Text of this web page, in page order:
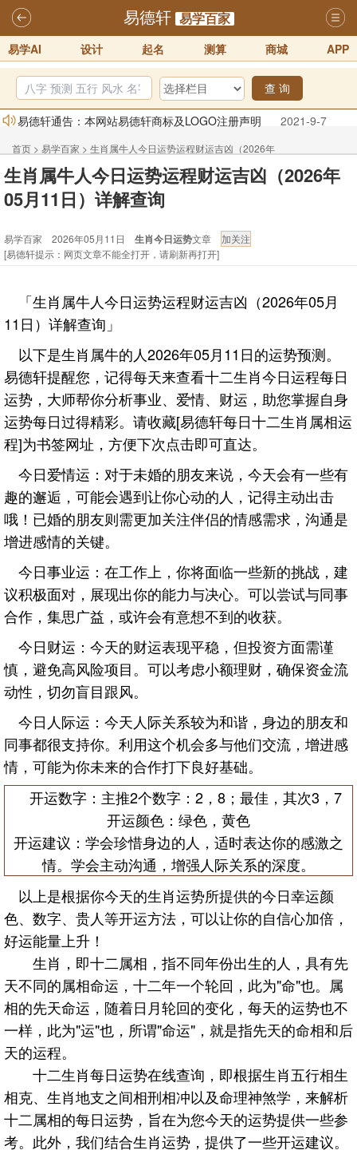
易德轩 易学百家
易学AI 设计 起名 测算 商城 APP
查 询
易德轩通告：本网站易德轩商标及LOGO注册声明
2021-9-7
体验！！
2025-07-01
易德轩网重构及升能完成，欢迎大家来体验新程序及感觉！！
2025-07-01
2026年化太岁锦囊属马、鼠、牛、龙、兔、狗、鸡生肖化太岁开始预
订！！
2025-10-01
易德轩首席风水大师铁笔居士简介！！
2021-9-2
首页 > 易学百家 > 生肖属牛人今日运势运程财运吉凶（2026年
05月11日）详解查询
生肖属牛人今日运势运程财运吉凶（2026年
05月11日）详解查询
易学百家 2026年05月11日 生肖今日运势文章
[易德轩提示：网页文章不能全打开，请刷新再打开]
「生肖属牛人今日运势运程财运吉凶（2026年05月
11日）详解查询」
以下是生肖属牛的人2026年05月11日的运势预测。
易德轩提醒您，记得每天来查看十二生肖今日运程每日
运势，大师帮你分析事业、爱情、财运，助您掌握自身
运势每日过得精彩。请收藏[易德轩每日十二生肖属相运
程]为书签网址，方便下次点击即可直达。
今日爱情运：对于未婚的朋友来说，今天会有一些有
趣的邂逅，可能会遇到让你心动的人，记得主动出击
哦！已婚的朋友则需更加关注伴侣的情感需求，沟通是
增进感情的关键。
今日事业运：在工作上，你将面临一些新的挑战，建
议积极面对，展现出你的能力与决心。可以尝试与同事
合作，集思广益，或许会有意想不到的收获。
今日财运：今天的财运表现平稳，但投资方面需谨
慎，避免高风险项目。可以考虑小额理财，确保资金流
动性，切勿盲目跟风。
今日人际运：今天人际关系较为和谐，身边的朋友和
同事都很支持你。利用这个机会多与他们交流，增进感
情，可能为你未来的合作打下良好基础。
开运数字：主推2个数字：2，8；最佳，其次3，7
开运颜色：绿色，黄色
开运建议：学会珍惜身边的人，适时表达你的感激之
情。学会主动沟通，增强人际关系的深度。
以上是根据你今天的生肖运势所提供的今日幸运颜
色、数字、贵人等开运方法，可以让你的自信心加倍，
好运能量上升！
生肖，即十二属相，指不同年份出生的人，具有先
天不同的属相命运，十二年一个轮回，此为"命"也。属
相的先天命运，随着日月轮回的变化，每天的运势也不
一样，此为"运"也，所谓"命运"，就是指先天的命相和后
天的运程。
十二生肖每日运势在线查询，即根据生肖五行相生
相克、生肖地支之间相刑相冲以及命理神煞学，来解析
十二属相的每日运势，旨在为您今天的运势提供一些参
考。此外，我们结合生肖运势，提供了一些开运建议。